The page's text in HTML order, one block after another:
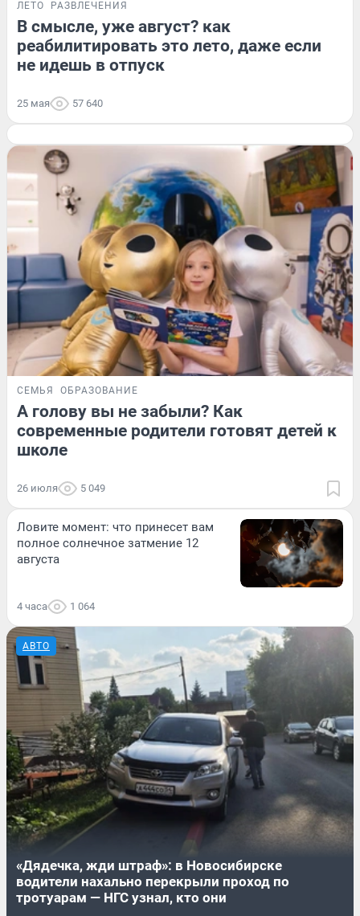
ЛЕТО РАЗВЛЕЧЕНИЯ
В смысле, уже август? как
реабилитировать это лето, даже если
не идешь в отпуск
25 мая 57 640
СЕМЬЯ ОБРАЗОВАНИЕ
А голову вы не забыли? Как
современные родители готовят детей к
школе
26 июля 5 049
Ловите момент: что принесет вам
полное солнечное затмение 12
августа
4 часа 1 064
АВТО
«Дядечка, жди штраф»: в Новосибирске
водители нахально перекрыли проход по
тротуарам — НГС узнал, кто они